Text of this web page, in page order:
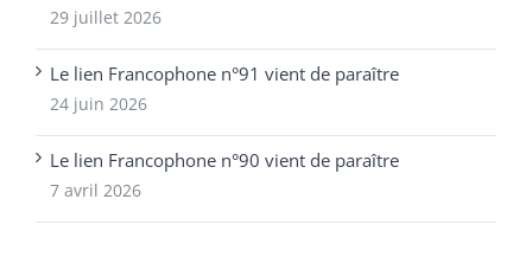
29 juillet 2026
Le lien Francophone n°91 vient de paraître
24 juin 2026
Le lien Francophone n°90 vient de paraître
7 avril 2026